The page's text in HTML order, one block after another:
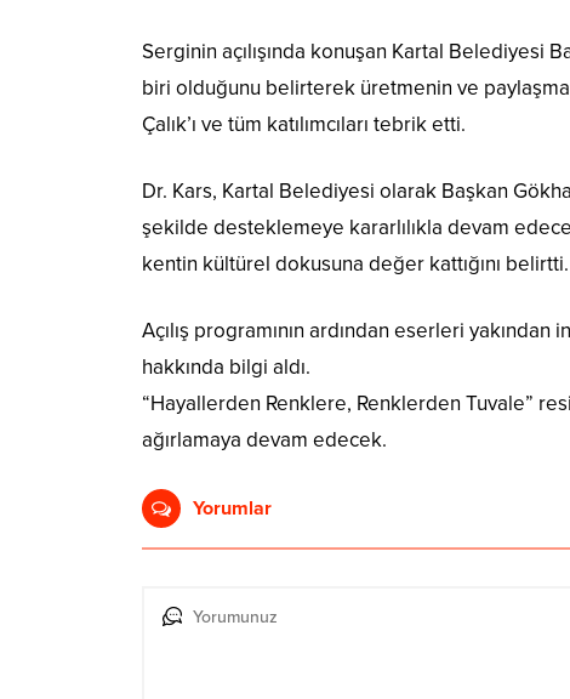
Serginin açılışında konuşan Kartal Belediyesi
biri olduğunu belirterek üretmenin ve
Çalık’ı ve tüm katılımcıları tebrik etti.
Dr. Kars, Kartal Belediyesi olarak Başkan
şekilde desteklemeye kararlılıkla devam
kentin kültürel dokusuna değer kattığını belirtti.
Açılış programının ardından eserleri
hakkında bilgi aldı.
“Hayallerden Renklere, Renklerden Tuvale”
ağırlamaya devam edecek.
Yorumlar